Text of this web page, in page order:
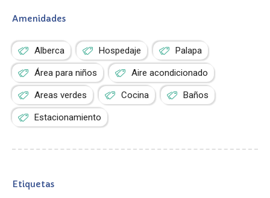
Amenidades
Alberca Hospedaje Palapa
Área para niños Aire acondicionado
Areas verdes Cocina Baños
Estacionamiento
Etiquetas